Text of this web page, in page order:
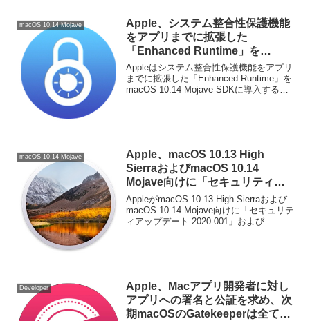
macOS 10.14 Mojave
Apple、システム整合性保護機能
をアプリまでに拡張した
「Enhanced Runtime」を
macOS 10.14 Mojave SDKに導
入。
Appleはシステム整合性保護機能をアプリ
までに拡張した「Enhanced Runtime」を
macOS 10.14 Mojave SDKに導入するそ
macOS 10.14 Mojave
Apple、macOS 10.13 High
SierraおよびmacOS 10.14
Mojave向けに「セキュリティア
ップデート 2020-001」および
「Safari 13.0.5」アップデートを
公開。
AppleがmacOS 10.13 High Sierraおよび
macOS 10.14 Mojave向けに「セキュリテ
ィアップデート 2020-001」および
Developer
Apple、Macアプリ開発者に対し
アプリへの署名と公証を求め、次
期macOSのGatekeeperは全ての